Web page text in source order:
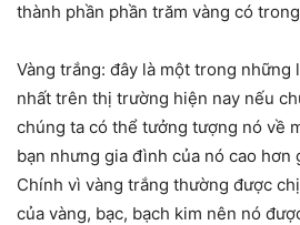
thành phần phần trăm vàng có
Vàng trắng: đây là một trong những
nhất trên thị trường hiện nay nếu
chúng ta có thể tưởng tượng nó về
bạn nhưng gia đình của nó cao hơn
Chính vì vàng trắng thường được
của vàng, bạc, bạch kim nên nó